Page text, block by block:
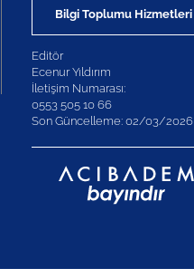
Bilgi Toplumu Hizmetleri
Editör
Ecenur Yıldırım
İletişim Numarası:
0553 505 10 66
Son Güncelleme: 02/03/2026